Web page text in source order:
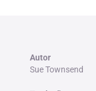
Autor
Sue Townsend